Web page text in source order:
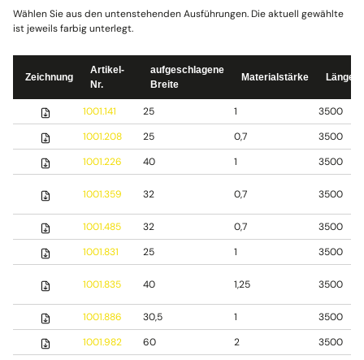
Wählen Sie aus den untenstehenden Ausführungen. Die aktuell gewählte
ist jeweils farbig unterlegt.
Zeichnung
Artikel-
Nr.
aufgeschlagene
Breite
Materialstärke Länge
1001.141 25 1
3500
1001.208
25 0,7
3500
1001.226
40 1 3500
1001.359 32 0,7 3500
1001.485 32 0,7
3500
1001.831
25 1 3500
1001.835 40 1,25 3500
1001.886 30,5 1
3500
1001.982
60 2
3500